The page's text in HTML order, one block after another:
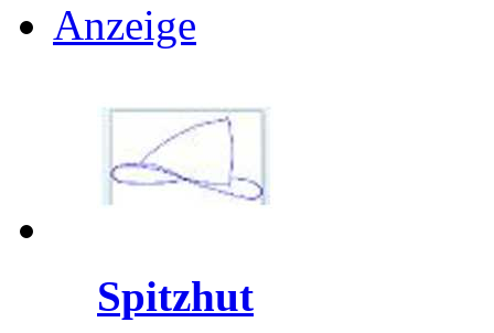
Anzeige
Spitzhut